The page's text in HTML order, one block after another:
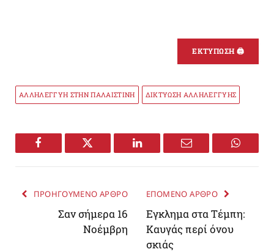
ΕΚΤΥΠΩΣΗ 🖨
ΑΛΛΗΛΕΓΓΥΗ ΣΤΗΝ ΠΑΛΑΙΣΤΙΝΗ ΔΙΚΤΥΩΣΗ ΑΛΛΗΛΕΓΓΥΗΣ
Facebook Twitter LinkedIn Email
ΠΡΟΗΓΟΥΜΕΝΟ ΑΡΘΡΟ
Σαν σήμερα 16
Νοέμβρη
ΕΠΟΜΕΝΟ ΑΡΘΡΟ
Εγκλημα στα Τέμπη:
Καυγάς περί όνου
σκιάς